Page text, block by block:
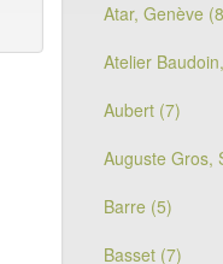
Atar, Genève
Atelier
Aubert (7)
Auguste Gros,
Barre (5)
Basset (7)